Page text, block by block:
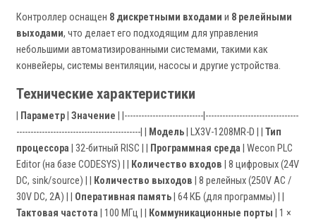
Контроллер оснащен 8 дискретными входами и 8 релейными
выходами, что делает его подходящим для управления
небольшими автоматизированными системами, такими как
конвейеры, системы вентиляции, насосы и другие устройства.
Технические характеристики
Параметр Значение | |----------------------------|---------------------------------
--------------------------------------------| |
Модель | LX3V-1208MR-D | | Тип
процессора | 32-битный RISC | | Программная среда | Wecon PLC
Editor (на базе CODESYS) | |
Количество входов | 8 цифровых (24V
DC, sink/source) | |
Количество выходов | 8 релейных (250V AC /
30V DC, 2A) | | Оперативная память | 64 КБ (для программы) | |
Тактовая частота | 100 МГц | | Коммуникационные порты | 1 ×